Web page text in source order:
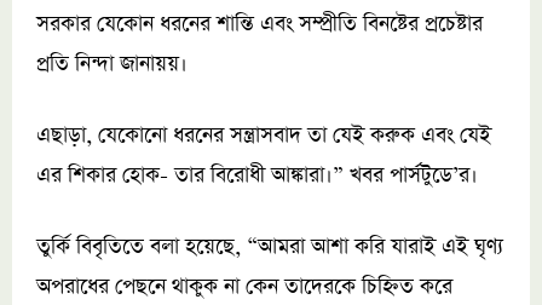
সরকার যেকোন ধরনের শান্তি এবং সম্প্রীতি বিনষ্টের প্রচেষ্টার
প্রতি নিন্দা জানায়য়।
এছাড়া, যেকোনো ধরনের সন্ত্রাসবাদ তা যেই করুক এবং যেই
এর শিকার হোক- তার বিরোধী আঙ্কারা।” খবর পার্সটুডে’র।
তুর্কি বিবৃতিতে বলা হয়েছে, “আমরা আশা করি যারাই এই ঘৃণ্য
অপরাধের পেছনে থাকুক না কেন তাদেরকে চিহ্নিত করে